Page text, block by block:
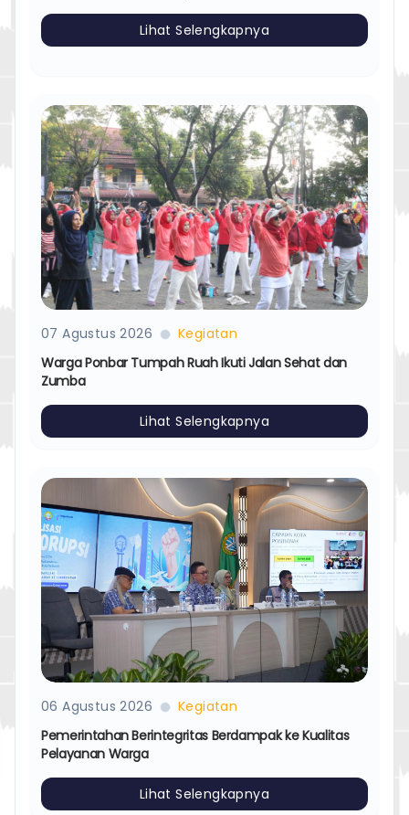
Lihat Selengkapnya
07 Agustus 2026
Kegiatan
Warga Ponbar Tumpah Ruah Ikuti Jalan Sehat dan
Zumba
Lihat Selengkapnya
06 Agustus 2026
Kegiatan
Pemerintahan Berintegritas Berdampak ke Kualitas
Pelayanan Warga
Lihat Selengkapnya